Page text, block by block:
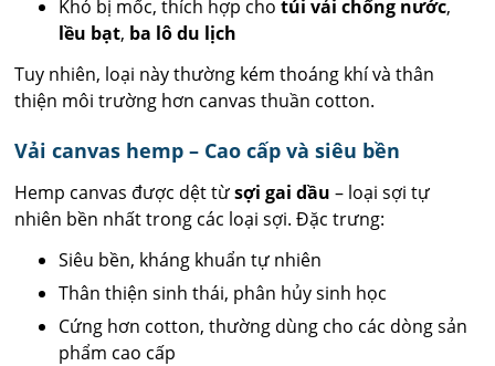
Khó bị mốc, thích hợp chotúi vải chống nước,
lều bạt, ba lô du lịch
Tuy nhiên, loại này thường kém thoáng khí và thân
thiện môi trường hơn canvas thuần cotton.
Vải canvas hemp – Cao cấp và siêu bền
Hemp canvas được dệt từsợi gai dầu – loại sợi tự
nhiên bền nhất trong các loại sợi. Đặc trưng:
Siêu bền, kháng khuẩn tự nhiên
Thân thiện sinh thái, phân hủy sinh học
Cứng hơn cotton, thường dùng cho các dòng sản
phẩm cao cấp